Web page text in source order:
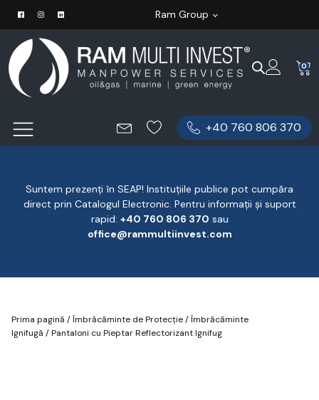
Ram Group
0
+40 760 806 370
Suntem prezenți în SEAP! Instituțiile publice pot cumpăra
direct prin Catalogul Electronic. Pentru informații și suport
rapid: ‪+40 760 806 370 ‬ sau
office@rammultiinvest.com
Prima pagină /Îmbrăcăminte de Protecție/Îmbrăcăminte
Ignifugă / Pantaloni cu Pieptar Reflectorizant Ignifug